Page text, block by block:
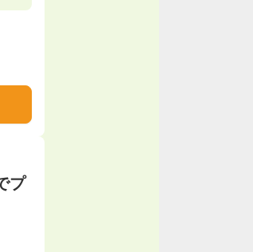
プ